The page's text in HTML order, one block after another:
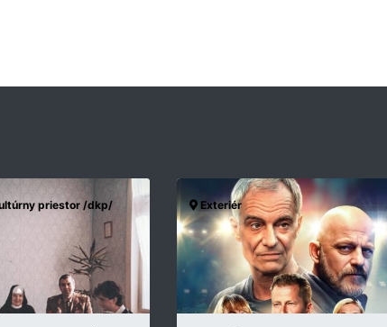
priestor /dkp/ Exteriér